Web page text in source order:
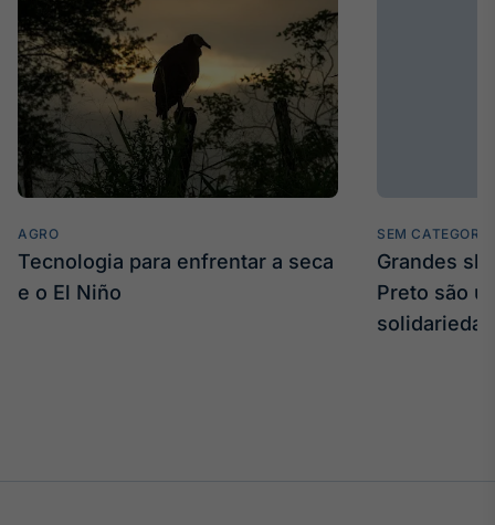
AGRO
Tecnologia para enfrentar a seca
e o El Niño
SEM CATEGORIA
Grandes
Preto são